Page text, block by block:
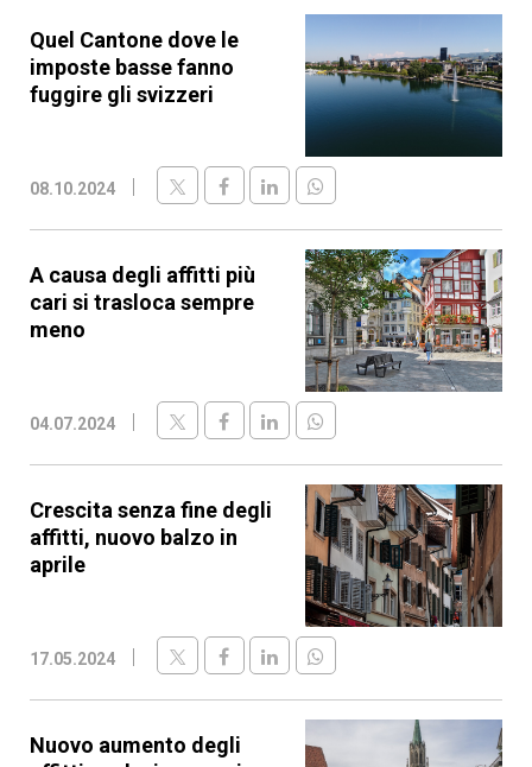
Quel Cantone dove le
imposte basse fanno
fuggire gli svizzeri
08.10.2024
A causa degli affitti più
cari si trasloca sempre
meno
04.07.2024
Crescita senza fine degli
affitti, nuovo balzo in
aprile
17.05.2024
Nuovo aumento degli